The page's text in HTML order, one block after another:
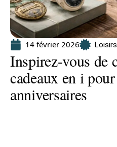
14 février 2026 Loisirs
Inspirez-vous de
cadeaux en i
anniversaires